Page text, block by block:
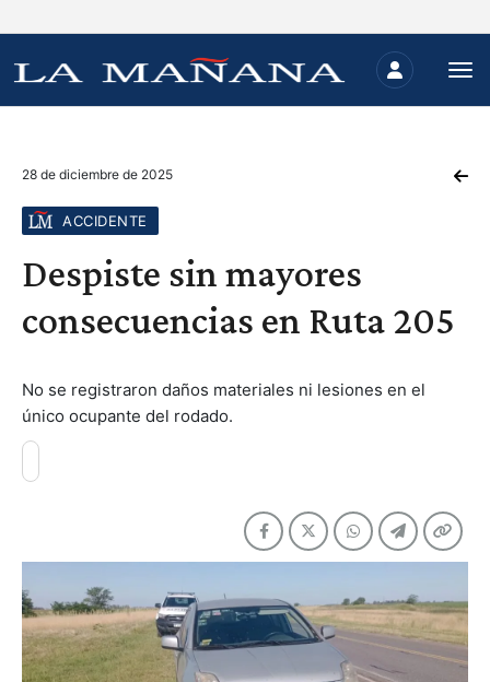
28 de diciembre de 2025
ACCIDENTE
Despiste sin mayores
consecuencias en Ruta 205
No se registraron daños materiales ni lesiones en el
único ocupante del rodado.